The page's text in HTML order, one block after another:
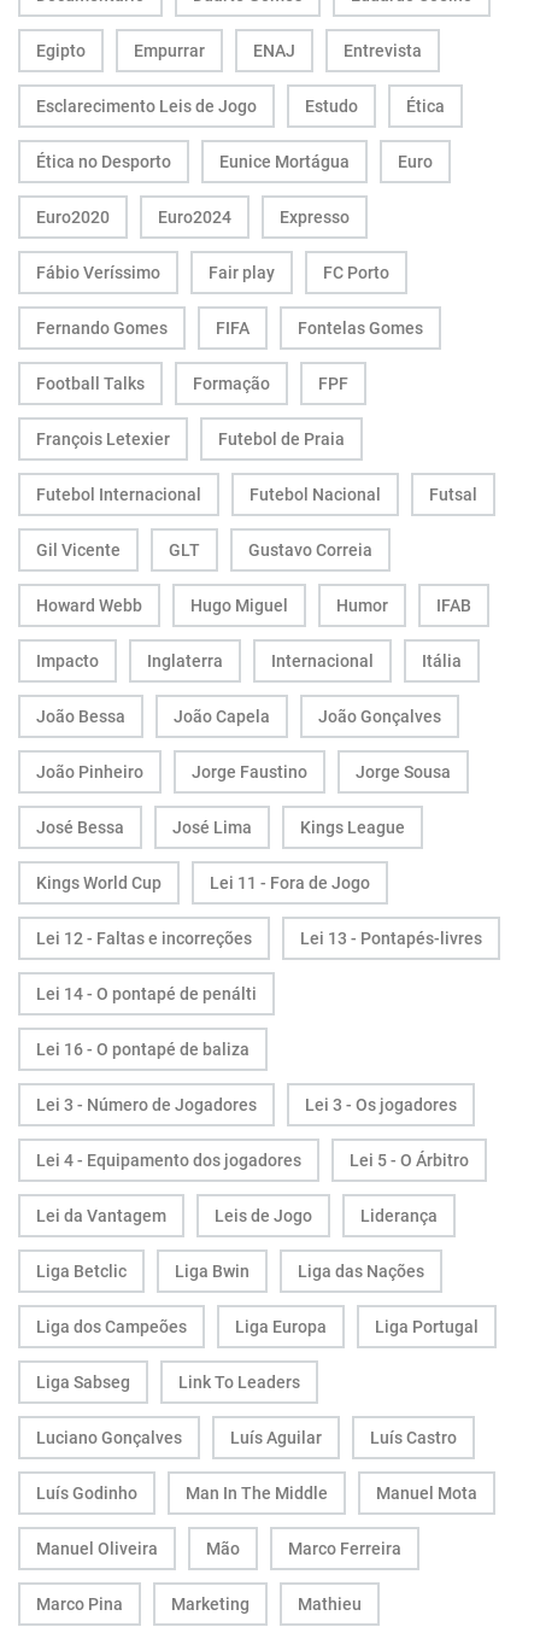
Egipto Empurrar ENAJ Entrevista
Esclarecimento Leis de Jogo Estudo Ética
Ética no Desporto Eunice Mortágua Euro
Euro2020 Euro2024 Expresso
Fábio Veríssimo Fair play FC Porto
Fernando Gomes FIFA Fontelas Gomes
Football Talks Formação FPF
François Letexier Futebol de Praia
Futebol Internacional Futebol Nacional Futsal
Gil Vicente GLT Gustavo Correia
Howard Webb Hugo Miguel Humor IFAB
Impacto Inglaterra Internacional Itália
João Bessa João Capela João Gonçalves
João Pinheiro Jorge Faustino Jorge Sousa
José Bessa José Lima Kings League
Kings World Cup Lei 11 - Fora de Jogo
Lei 12 - Faltas e incorreções Lei 13 - Pontapés-livres
Lei 14 - O pontapé de penálti
Lei 16 - O pontapé de baliza
Lei 3 - Número de Jogadores Lei 3 - Os jogadores
Lei 4 - Equipamento dos jogadores Lei 5 - O Árbitro
Lei da Vantagem Leis de Jogo Liderança
Liga Betclic Liga Bwin Liga das Nações
Liga dos Campeões Liga Europa Liga Portugal
Liga Sabseg Link To Leaders
Luciano Gonçalves Luís Aguilar Luís Castro
Luís Godinho Man In The Middle Manuel Mota
Manuel Oliveira Mão Marco Ferreira
Marco Pina Marketing Mathieu